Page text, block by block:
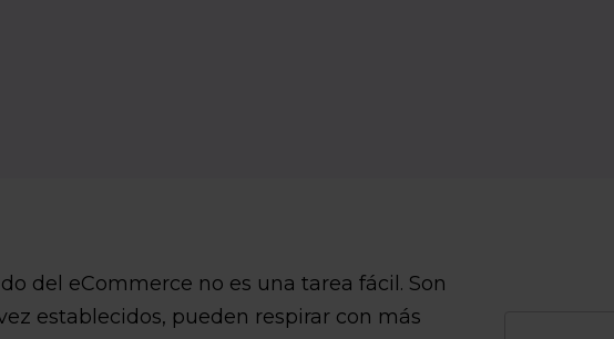
del eCommerce no es una tarea fácil. Son
establecidos, pueden respirar con más